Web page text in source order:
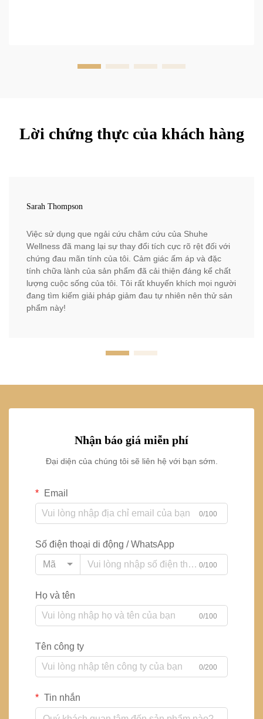
Lời chứng thực của khách hàng
Sarah Thompson
Việc sử dụng que ngải cứu châm cứu của Shuhe
Wellness đã mang lại sự thay đổi tích cực rõ rệt đối với
chứng đau mãn tính của tôi. Cảm giác ấm áp và đặc
tính chữa lành của sản phẩm đã cải thiện đáng kể chất
lượng cuộc sống của tôi. Tôi rất khuyến khích mọi người
đang tìm kiếm giải pháp giảm đau tự nhiên nên thử sản
phẩm này!
Nhận báo giá miễn phí
Đại diện của chúng tôi sẽ liên hệ với bạn sớm.
Email
0/100
Số điện thoại di động / WhatsApp
Mã
0/100
Họ và tên
0/100
Tên công ty
0/200
Tin nhắn